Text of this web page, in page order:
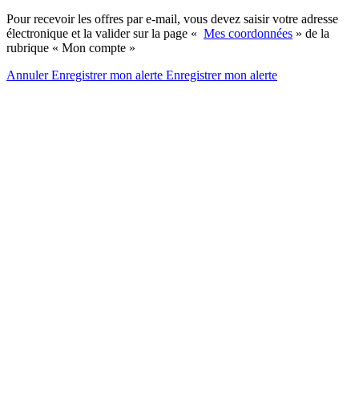
Pour recevoir les offres par e-mail, vous devez saisir votre adresse
électronique et la valider sur la page « Mes coordonnées » de la
rubrique « Mon compte »
AnnulerEnregistrer mon alerte Enregistrermon alerte